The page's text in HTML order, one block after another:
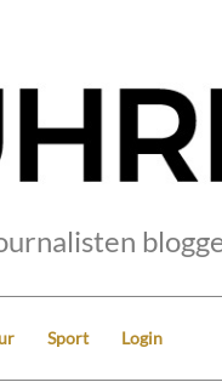
Sport Login